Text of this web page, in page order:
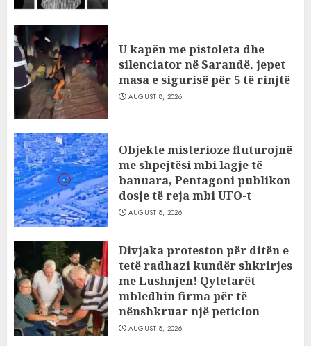
U kapën me pistoleta dhe
silenciator në Sarandë, jepet
masa e sigurisë për 5 të rinjtë
AUGUST 8, 2026
Objekte misterioze fluturojnë
me shpejtësi mbi lagje të
banuara, Pentagoni publikon
dosje të reja mbi UFO-t
AUGUST 8, 2026
Divjaka proteston për ditën e
tetë radhazi kundër shkrirjes
me Lushnjen! Qytetarët
mbledhin firma për të
nënshkruar një peticion
AUGUST 8, 2026